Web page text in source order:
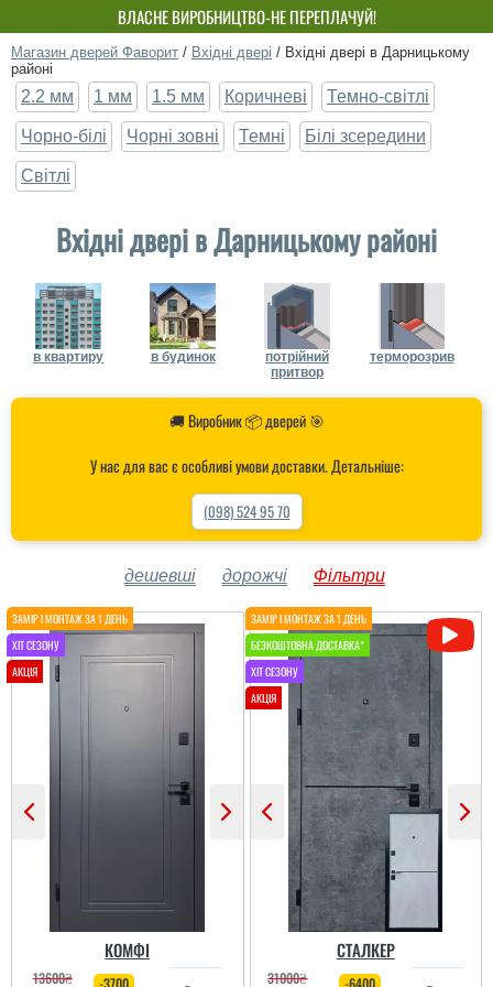
ВЛАСНЕ ВИРОБНИЦТВО-НЕ ПЕРЕПЛАЧУЙ!
Магазин дверей Фаворит / Вхідні двері / Вхідні двері в Дарницькому
районі
2.2 мм 1 мм 1.5 мм Коричневі Темно-світлі
Чорно-білі Чорні зовні Темні Білі зсередини
Світлі
Вхідні двері в Дарницькому районі
в квартиру в будинок
потрійний
притвор
терморозрив
🚚 Виробник 📦 дверей 🎯
У нас для вас є особливі умови доставки. Детальніше:
(098) 524 95 70
дешевші дорожчі Фільтри
КОМФІ
13600₴ -3700
СТАЛКЕР
31000₴ -6400